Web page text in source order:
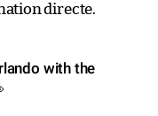
directe.
with the